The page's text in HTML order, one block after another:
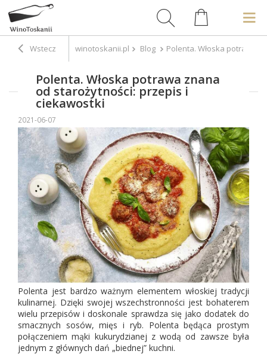
Wstecz winotoskanii.pl Blog Polenta. Włoska potrawa
Polenta. Włoska potrawa znana
od starożytności: przepis i
ciekawostki
2021-06-07
Polenta jest bardzo ważnym elementem włoskiej tradycji
kulinarnej. Dzięki swojej wszechstronności jest bohaterem
wielu przepisów i doskonale sprawdza się jako dodatek do
smacznych sosów, mięs i ryb. Polenta będąca prostym
połączeniem mąki kukurydzianej z wodą od zawsze była
jednym z głównych dań „biednej” kuchni.